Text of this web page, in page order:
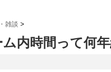
雑談 >
ム内時間って何